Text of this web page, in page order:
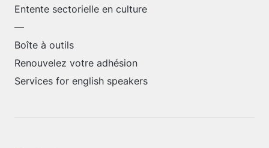
Entente sectorielle en culture
—
Boîte à outils
Renouvelez votre adhésion
Services for english speakers